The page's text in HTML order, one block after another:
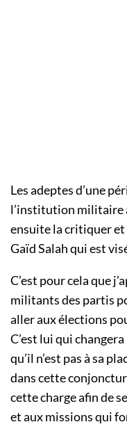
Les adeptes d’une
l’institution militaire
ensuite la critiquer et
Gaïd Salah qui est
C’est pour cela que
militants des partis
aller aux élections
C’est lui qui
qu’il n’est pas à sa
dans cette
cette charge afin de
et aux missions qui